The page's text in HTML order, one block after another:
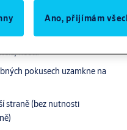
nebo klíčem
3-6 místného číselného
hosta
pokusech uzamkne na
straně (bez nutnosti
Ano, přijímám